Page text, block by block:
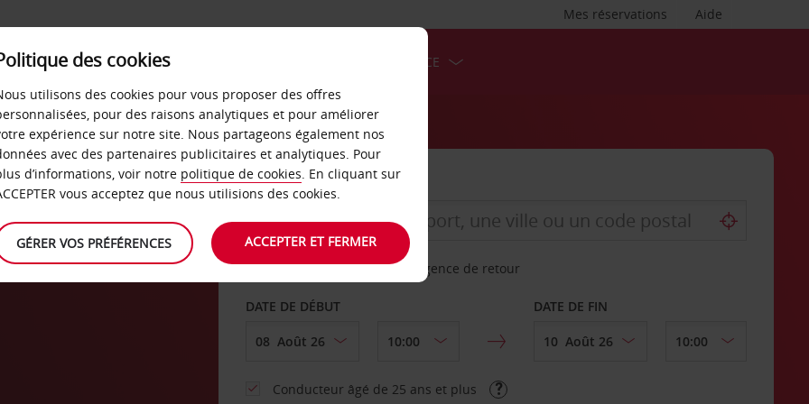
Aide
Mes réservations
SERVICES &
LOCATION
LIBRE-SERVICE
AGENCE DE DÉPART
Sélectionnez une autre agence de retour
DATE DE DÉBUT DATE DE FIN
Conducteur âgé de 25 ans et plus
des cookies
utilisons des cookies pour vous proposer des offres
pour des raisons analytiques et pour améliorer
expérience sur notre site. Nous partageons également nos
avec des partenaires publicitaires et analytiques. Pour
d’informations, voir notre politique de cookies. En cliquant sur
vous acceptez que nous utilisions des cookies.
GÉRER VOS PRÉFÉRENCES ACCEPTER ET FERMER